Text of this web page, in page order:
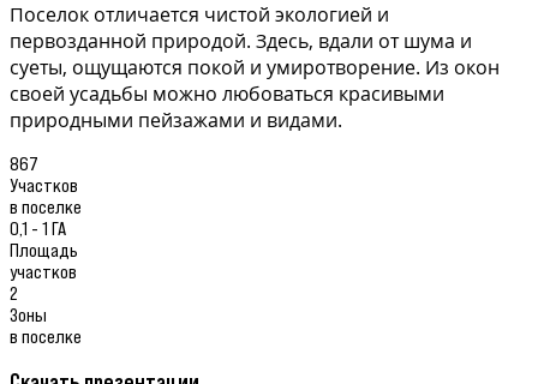
Поселок отличается чистой экологией и
первозданной природой. Здесь, вдали от шума и
суеты, ощущаются покой и умиротворение. Из окон
своей усадьбы можно любоваться красивыми
природными пейзажами и видами.
867
Участков
в поселке
0,1 - 1 ГА
Площадь
участков
2
Зоны
в поселке